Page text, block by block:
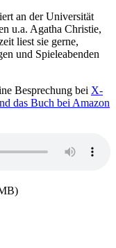
an der Universität
u.a. Agatha Christie,
liest sie gerne,
und Spieleabenden
Besprechung bei X-
das Buch bei Amazon